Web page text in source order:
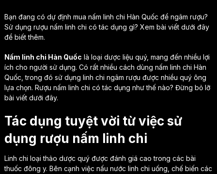
Bạn đang có dự định mua nấm linh chi Hàn Quốc để ngâm rượu?
Sử dụng rượu nấm linh chi có tác dụng gì? Xem bài viết dưới đây
để biết thêm.
Nấm linh chi Hàn Quốc là loại dược liệu quý, mang đến nhiều lợi
ích cho người sử dụng. Có rất nhiều cách dùng nấm linh chi Hàn
Quốc, trong đó sử dụng linh chi ngâm rượu được nhiều quý ông
lựa chọn. Rượu nấm linh chi có tác dụng như thế nào? Đừng bỏ lỡ
bài viết dưới đây.
Tác dụng tuyệt vời từ việc sử
dụng rượu nấm linh chi
Linh chi loại thảo dược quý được đánh giá cao trong các bài
thuốc đông y. Bên cạnh việc nấu nước linh chi uống, chế biến các